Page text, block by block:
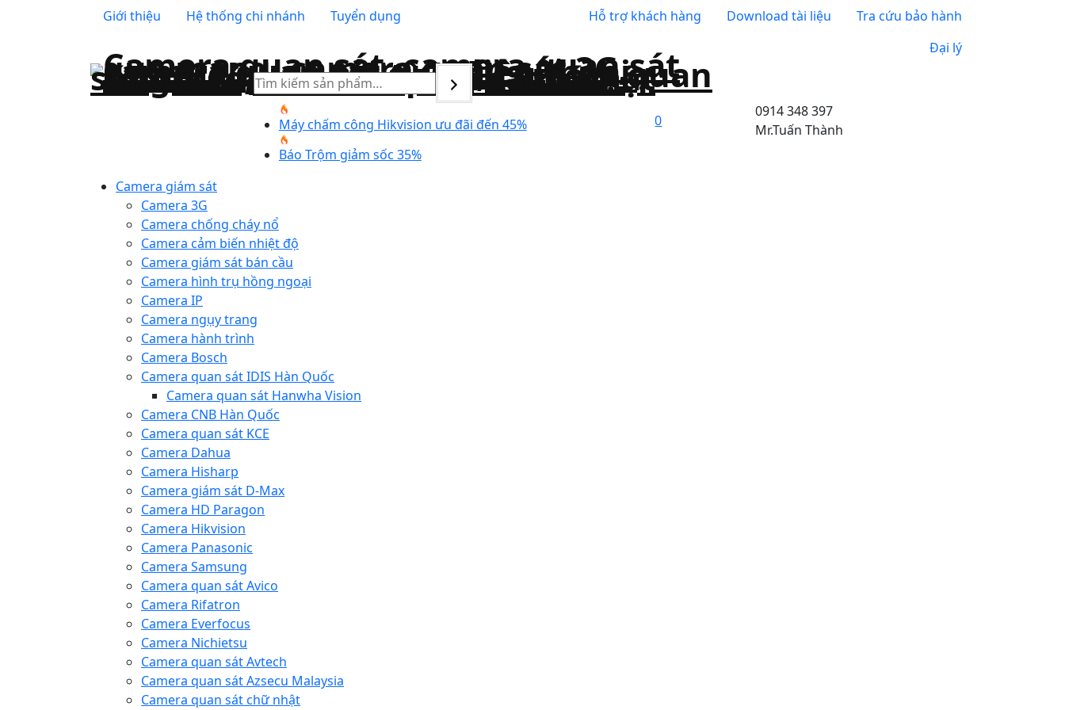
Giới thiệu Hệ thống chi nhánh Tuyển dụng Hỗ trợ khách hàng Download tài liệu
Tra cứu bảo hành
Đại lý
Tìm
kiếm
Máy chấm công Hikvision ưu đãi đến 45%
Báo Trộm giảm sốc 35%
0
0914 348 397
Mr.Tuấn Thành
Camera giám sát
Camera 3G
Camera chống cháy nổ
Camera cảm biến nhiệt độ
Camera giám sát bán cầu
Camera hình trụ hồng ngoại
Camera IP
Camera ngụy trang
Camera hành trình
Camera Bosch
Camera quan sát IDIS Hàn Quốc
Camera quan sát Hanwha Vision
Camera CNB Hàn Quốc
Camera quan sát KCE
Camera Dahua
Camera Hisharp
Camera giám sát D-Max
Camera HD Paragon
Camera Hikvision
Camera Panasonic
Camera Samsung
Camera quan sát Avico
Camera Rifatron
Camera Everfocus
Camera Nichietsu
Camera quan sát Avtech
Camera quan sát Azsecu Malaysia
Camera quan sát chữ nhật